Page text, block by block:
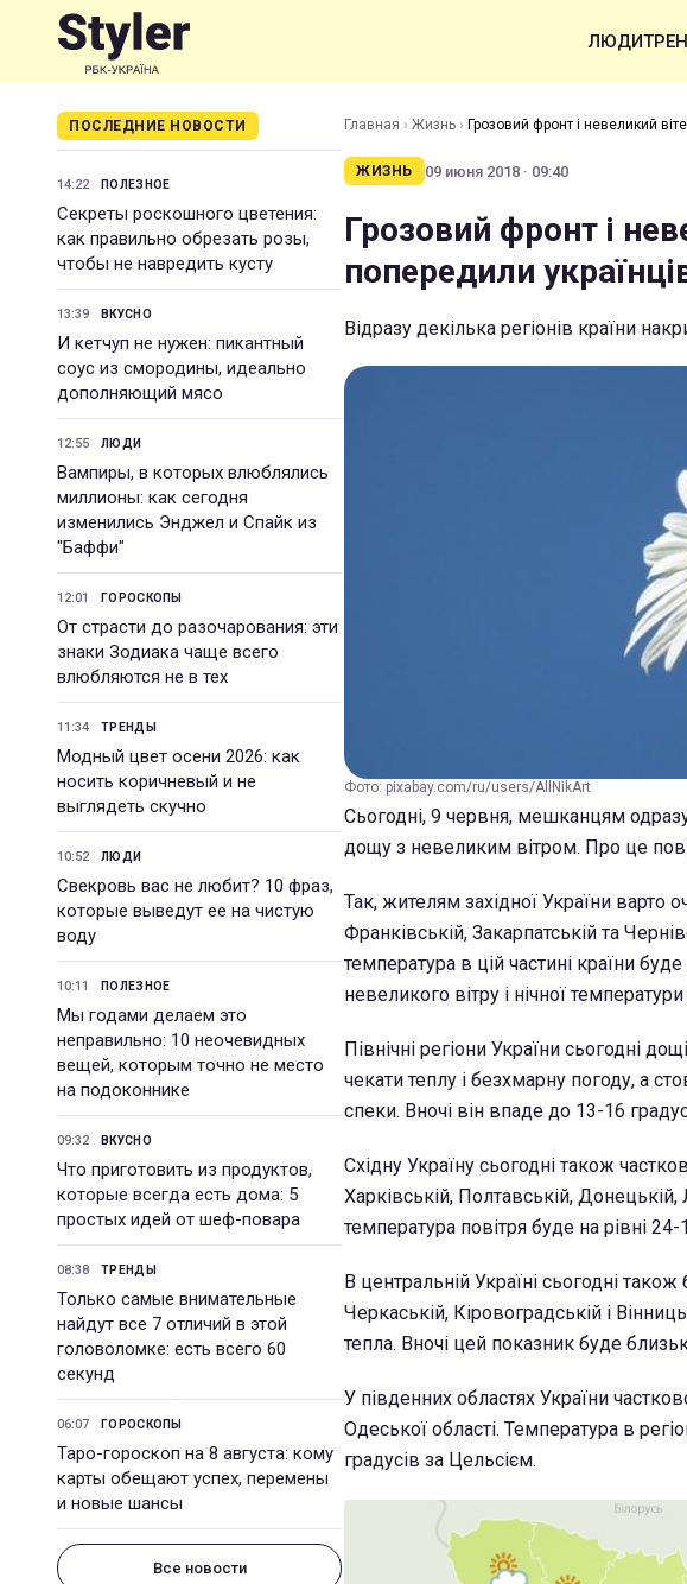
ЛЮДИ
ПОСЛЕДНИЕ НОВОСТИ
14:22 ПОЛЕЗНОЕ
Секреты роскошного цветения:
как правильно обрезать розы,
чтобы не навредить кусту
13:39 ВКУСНО
И кетчуп не нужен: пикантный
соус из смородины, идеально
дополняющий мясо
12:55 ЛЮДИ
Вампиры, в которых влюблялись
миллионы: как сегодня
изменились Энджел и Спайк из
"Баффи"
12:01 ГОРОСКОПЫ
От страсти до разочарования: эти
знаки Зодиака чаще всего
влюбляются не в тех
11:34 ТРЕНДЫ
Модный цвет осени 2026: как
носить коричневый и не
выглядеть скучно
10:52 ЛЮДИ
Свекровь вас не любит? 10 фраз,
которые выведут ее на чистую
воду
10:11 ПОЛЕЗНОЕ
Мы годами делаем это
неправильно: 10 неочевидных
вещей, которым точно не место
на подоконнике
09:32 ВКУСНО
Что приготовить из продуктов,
которые всегда есть дома: 5
простых идей от шеф-повара
08:38 ТРЕНДЫ
Только самые внимательные
найдут все 7 отличий в этой
головоломке: есть всего 60
секунд
06:07 ГОРОСКОПЫ
Таро-гороскоп на 8 августа: кому
карты обещают успех, перемены
и новые шансы
Все новости
Главная › Жизнь › Грозовий фронт і невеликий
ЖИЗНЬ 09 июня 2018 · 09:40
Грозовий фронт і
попередили
Відразу декілька регіонів країни
Фото: pixabay.com/ru/users/AllNikArt
Сьогодні, 9 червня, мешканцям
дощу з невеликим вітром. Про це
Так, жителям західної України варто
Франківській, Закарпатській та
температура в цій частині країни
невеликого вітру і нічної
Північні регіони України сьогодні
чекати теплу і безхмарну погоду, а
спеки. Вночі він впаде до 13-16
Східну Україну сьогодні також
Харківській, Полтавській,
температура повітря буде на рівні
В центральній Україні сьогодні
Черкаській, Кіровоградській і
тепла. Вночі цей показник буде
У південних областях України
Одеської області. Температура в
градусів за Цельсієм.